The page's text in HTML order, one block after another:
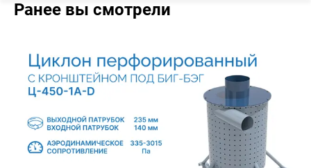
Ранее вы смотрели